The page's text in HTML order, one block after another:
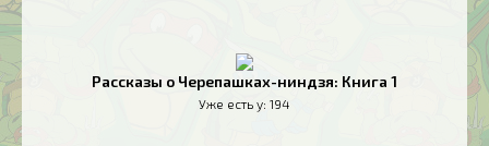
Рассказы о Черепашках-ниндзя: Книга 1
Уже есть у: 194